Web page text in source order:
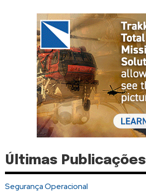
Últimas Publicações
Segurança Operacional